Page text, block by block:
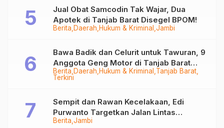
Berita Daerah Hukum & Kriminal Jambi
Jual Obat Samcodin Tak Wajar, Dua
Apotek di Tanjab Barat Disegel BPOM!
Berita Daerah Hukum & Kriminal Tanjab Barat
Terkini
Bawa Badik dan Celurit untuk Tawuran, 9
Anggota Geng Motor di Tanjab Barat
Diringkus
Berita Jambi
Sempit dan Rawan Kecelakaan, Edi
Purwanto Targetkan Jalan Lintas
Tungkal-Jambi Mulus di 2028